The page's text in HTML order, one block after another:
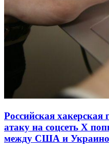
Российская хакерская
атаку на соцсеть Х
между США и